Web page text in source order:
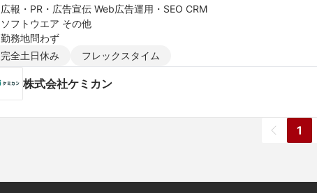
広報・PR・広告宣伝 Web広告運用・SEO CRM
ソフトウエア その他
勤務地問わず
完全土日休み
フレックスタイム
株式会社ケミカン
1